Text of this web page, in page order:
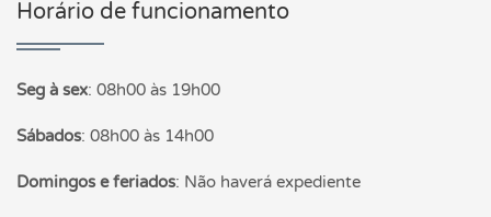
Horário de funcionamento
Seg à sex: 08h00 às 19h00
Sábados: 08h00 às 14h00
Domingos e feriados: Não haverá expediente